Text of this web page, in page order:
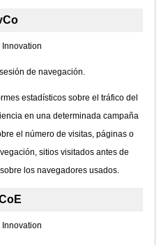
de navegación.
estadísticos sobre el tráfico del
en una determinada campaña
el número de visitas, páginas o
sitios visitados antes de
los navegadores usados.